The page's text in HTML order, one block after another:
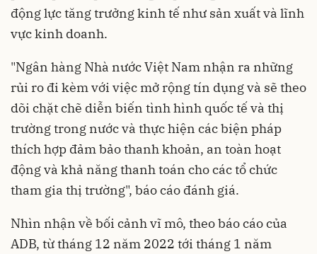
động lực tăng trưởng kinh tế như sản xuất và lĩnh
vực kinh doanh.
"Ngân hàng Nhà nước Việt Nam nhận ra những
rủi ro đi kèm với việc mở rộng tín dụng và sẽ theo
dõi chặt chẽ diễn biến tình hình quốc tế và thị
trường trong nước và thực hiện các biện pháp
thích hợp đảm bảo thanh khoản, an toàn hoạt
động và khả năng thanh toán cho các tổ chức
tham gia thị trường", báo cáo đánh giá.
Nhìn nhận về bối cảnh vĩ mô, theo báo cáo của
ADB, từ tháng 12 năm 2022 tới tháng 1 năm